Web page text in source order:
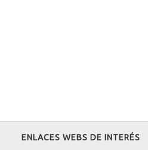
ENLACES WEBS DE INTERÉS